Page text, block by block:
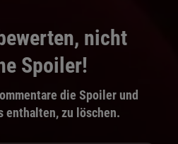
nicht
Spoiler!
die Spoiler und
enthalten, zu löschen.